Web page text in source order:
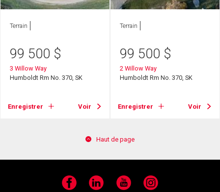
Terrain
99 500 $
3 Willow Way
Humboldt Rm No. 370, SK
Enregistrer Voir
Terrain
99 500 $
2 Willow Way
Humboldt Rm No. 370, SK
Enregistrer Voir
Haut de page
Facebook LinkedIn YouTube Instagram